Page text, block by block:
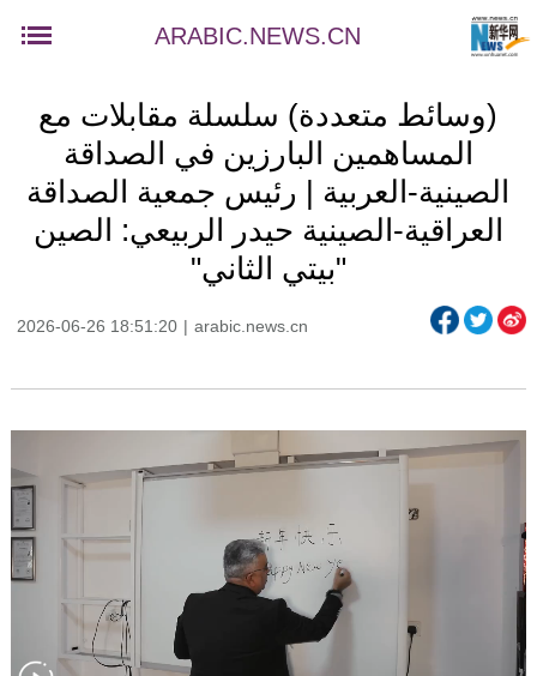
ARABIC.NEWS.CN
(وسائط متعددة) سلسلة مقابلات مع
المساهمين البارزين في الصداقة
الصينية-العربية | رئيس جمعية الصداقة
العراقية-الصينية حيدر الربيعي: الصين
"بيتي الثاني"
2026-06-26 18:51:20 | arabic.news.cn